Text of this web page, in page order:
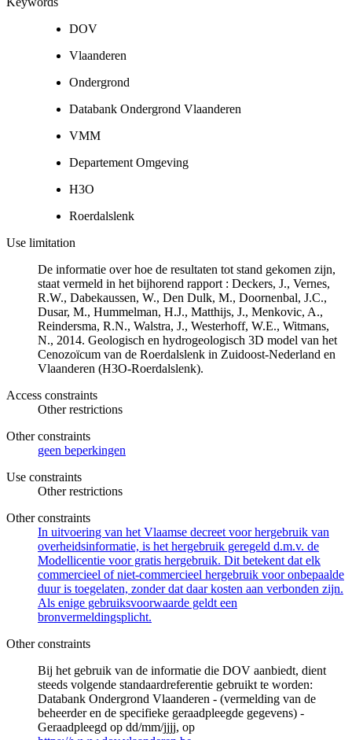
DOV
Vlaanderen
Ondergrond
Databank Ondergrond Vlaanderen
VMM
Departement Omgeving
H3O
Roerdalslenk
Use limitation
De informatie over hoe de resultaten tot stand gekomen zijn,
staat vermeld in het bijhorend rapport : Deckers, J., Vernes,
R.W., Dabekaussen, W., Den Dulk, M., Doornenbal, J.C.,
Dusar, M., Hummelman, H.J., Matthijs, J., Menkovic, A.,
Reindersma, R.N., Walstra, J., Westerhoff, W.E., Witmans,
N., 2014. Geologisch en hydrogeologisch 3D model van het
Cenozoïcum van de Roerdalslenk in Zuidoost-Nederland en
Vlaanderen (H3O-Roerdalslenk).
Access constraints
Other restrictions
Other constraints
geen beperkingen
Use constraints
Other restrictions
Other constraints
In uitvoering van het Vlaamse decreet voor hergebruik van
overheidsinformatie, is het hergebruik geregeld d.m.v. de
Modellicentie voor gratis hergebruik. Dit betekent dat elk
commercieel of niet-commercieel hergebruik voor onbepaalde
duur is toegelaten, zonder dat daar kosten aan verbonden zijn.
Als enige gebruiksvoorwaarde geldt een
bronvermeldingsplicht.
Other constraints
Bij het gebruik van de informatie die DOV aanbiedt, dient
steeds volgende standaardreferentie gebruikt te worden:
Databank Ondergrond Vlaanderen - (vermelding van de
beheerder en de specifieke geraadpleegde gegevens) -
Geraadpleegd op dd/mm/jjjj, op